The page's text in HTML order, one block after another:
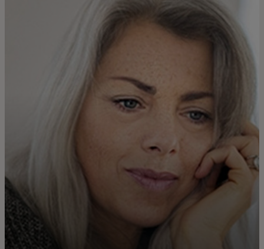
For verden
Nyheter og trender